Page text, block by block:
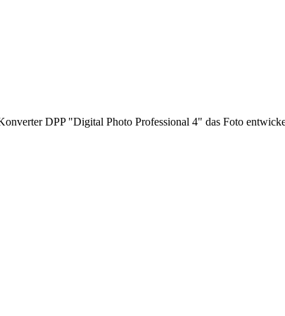
DPP "Digital Photo Professional 4" das Foto